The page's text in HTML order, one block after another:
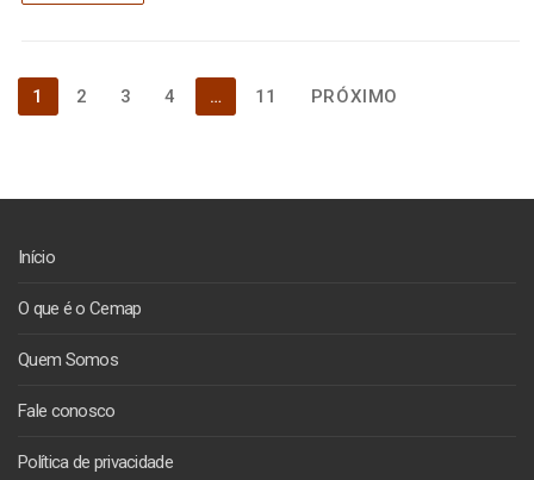
Paginação
de
1 2 3 4 … 11 PRÓXIMO
Início
O que é o Cemap
Quem Somos
Fale conosco
Política de privacidade